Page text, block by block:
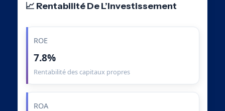
📈 Rentabilité De L’Investissement
ROE
7.8%
Rentabilité des capitaux propres
ROA